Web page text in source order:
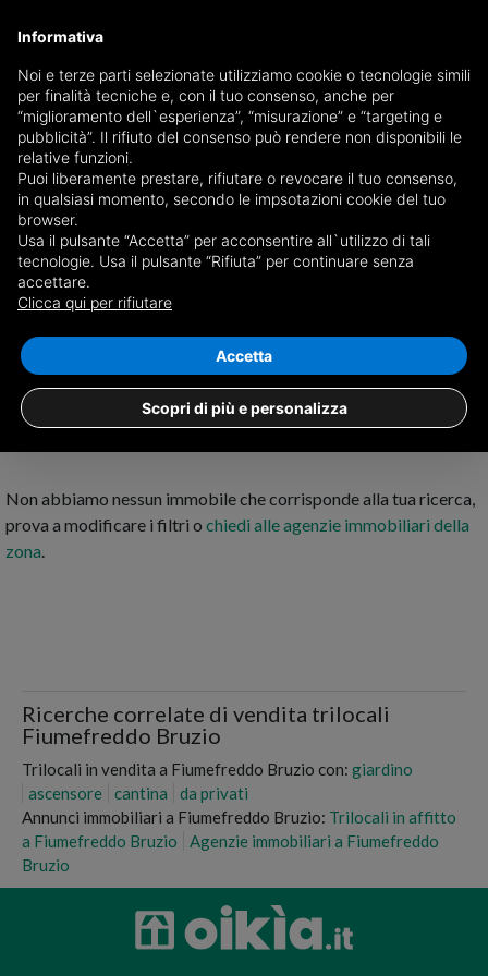
Ricevi copia del giornale via mail
Scegli giornale
Nessun risultato per
Stazione Di Fiumefreddo Bruzio,
Fiumefreddo Bruzio
Non abbiamo nessun immobile che corrisponde alla tua ricerca,
prova a modificare i filtri o chiedi alle agenzie immobiliari della
zona.
Ricerche correlate di vendita trilocali
Fiumefreddo Bruzio
Trilocali in vendita a Fiumefreddo Bruzio con: giardino
ascensore
cantina
da privati
Annunci immobiliari a Fiumefreddo Bruzio: Trilocali in affitto
a Fiumefreddo Bruzio
Agenzie immobiliari a Fiumefreddo
Bruzio
Informativa
Noi e terze parti selezionate utilizziamo cookie o tecnologie simili
per finalità tecniche e, con il tuo consenso, anche per
“miglioramento dell`esperienza”, “misurazione” e “targeting e
pubblicità”. Il rifiuto del consenso può rendere non disponibili le
relative funzioni.
Puoi liberamente prestare, rifiutare o revocare il tuo consenso,
in qualsiasi momento, secondo le impsotazioni cookie del tuo
browser.
Usa il pulsante “Accetta” per acconsentire all`utilizzo di tali
tecnologie. Usa il pulsante “Rifiuta” per continuare senza
accettare.
Clicca qui per rifiutare
Scopri di più e personalizza
Accetta